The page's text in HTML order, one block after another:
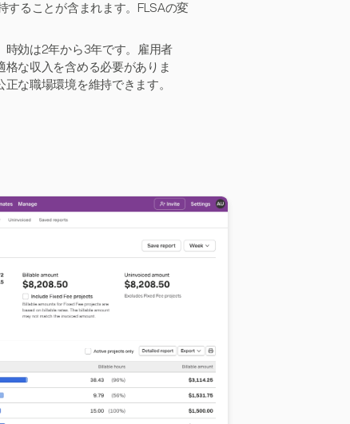
することが含まれます。FLSAの変
時効は2年から3年です。雇用者
な収入を含める必要がありま
な職場環境を維持できます。